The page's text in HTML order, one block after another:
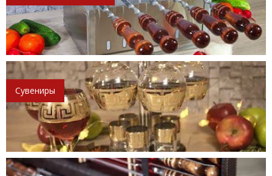
Сувениры